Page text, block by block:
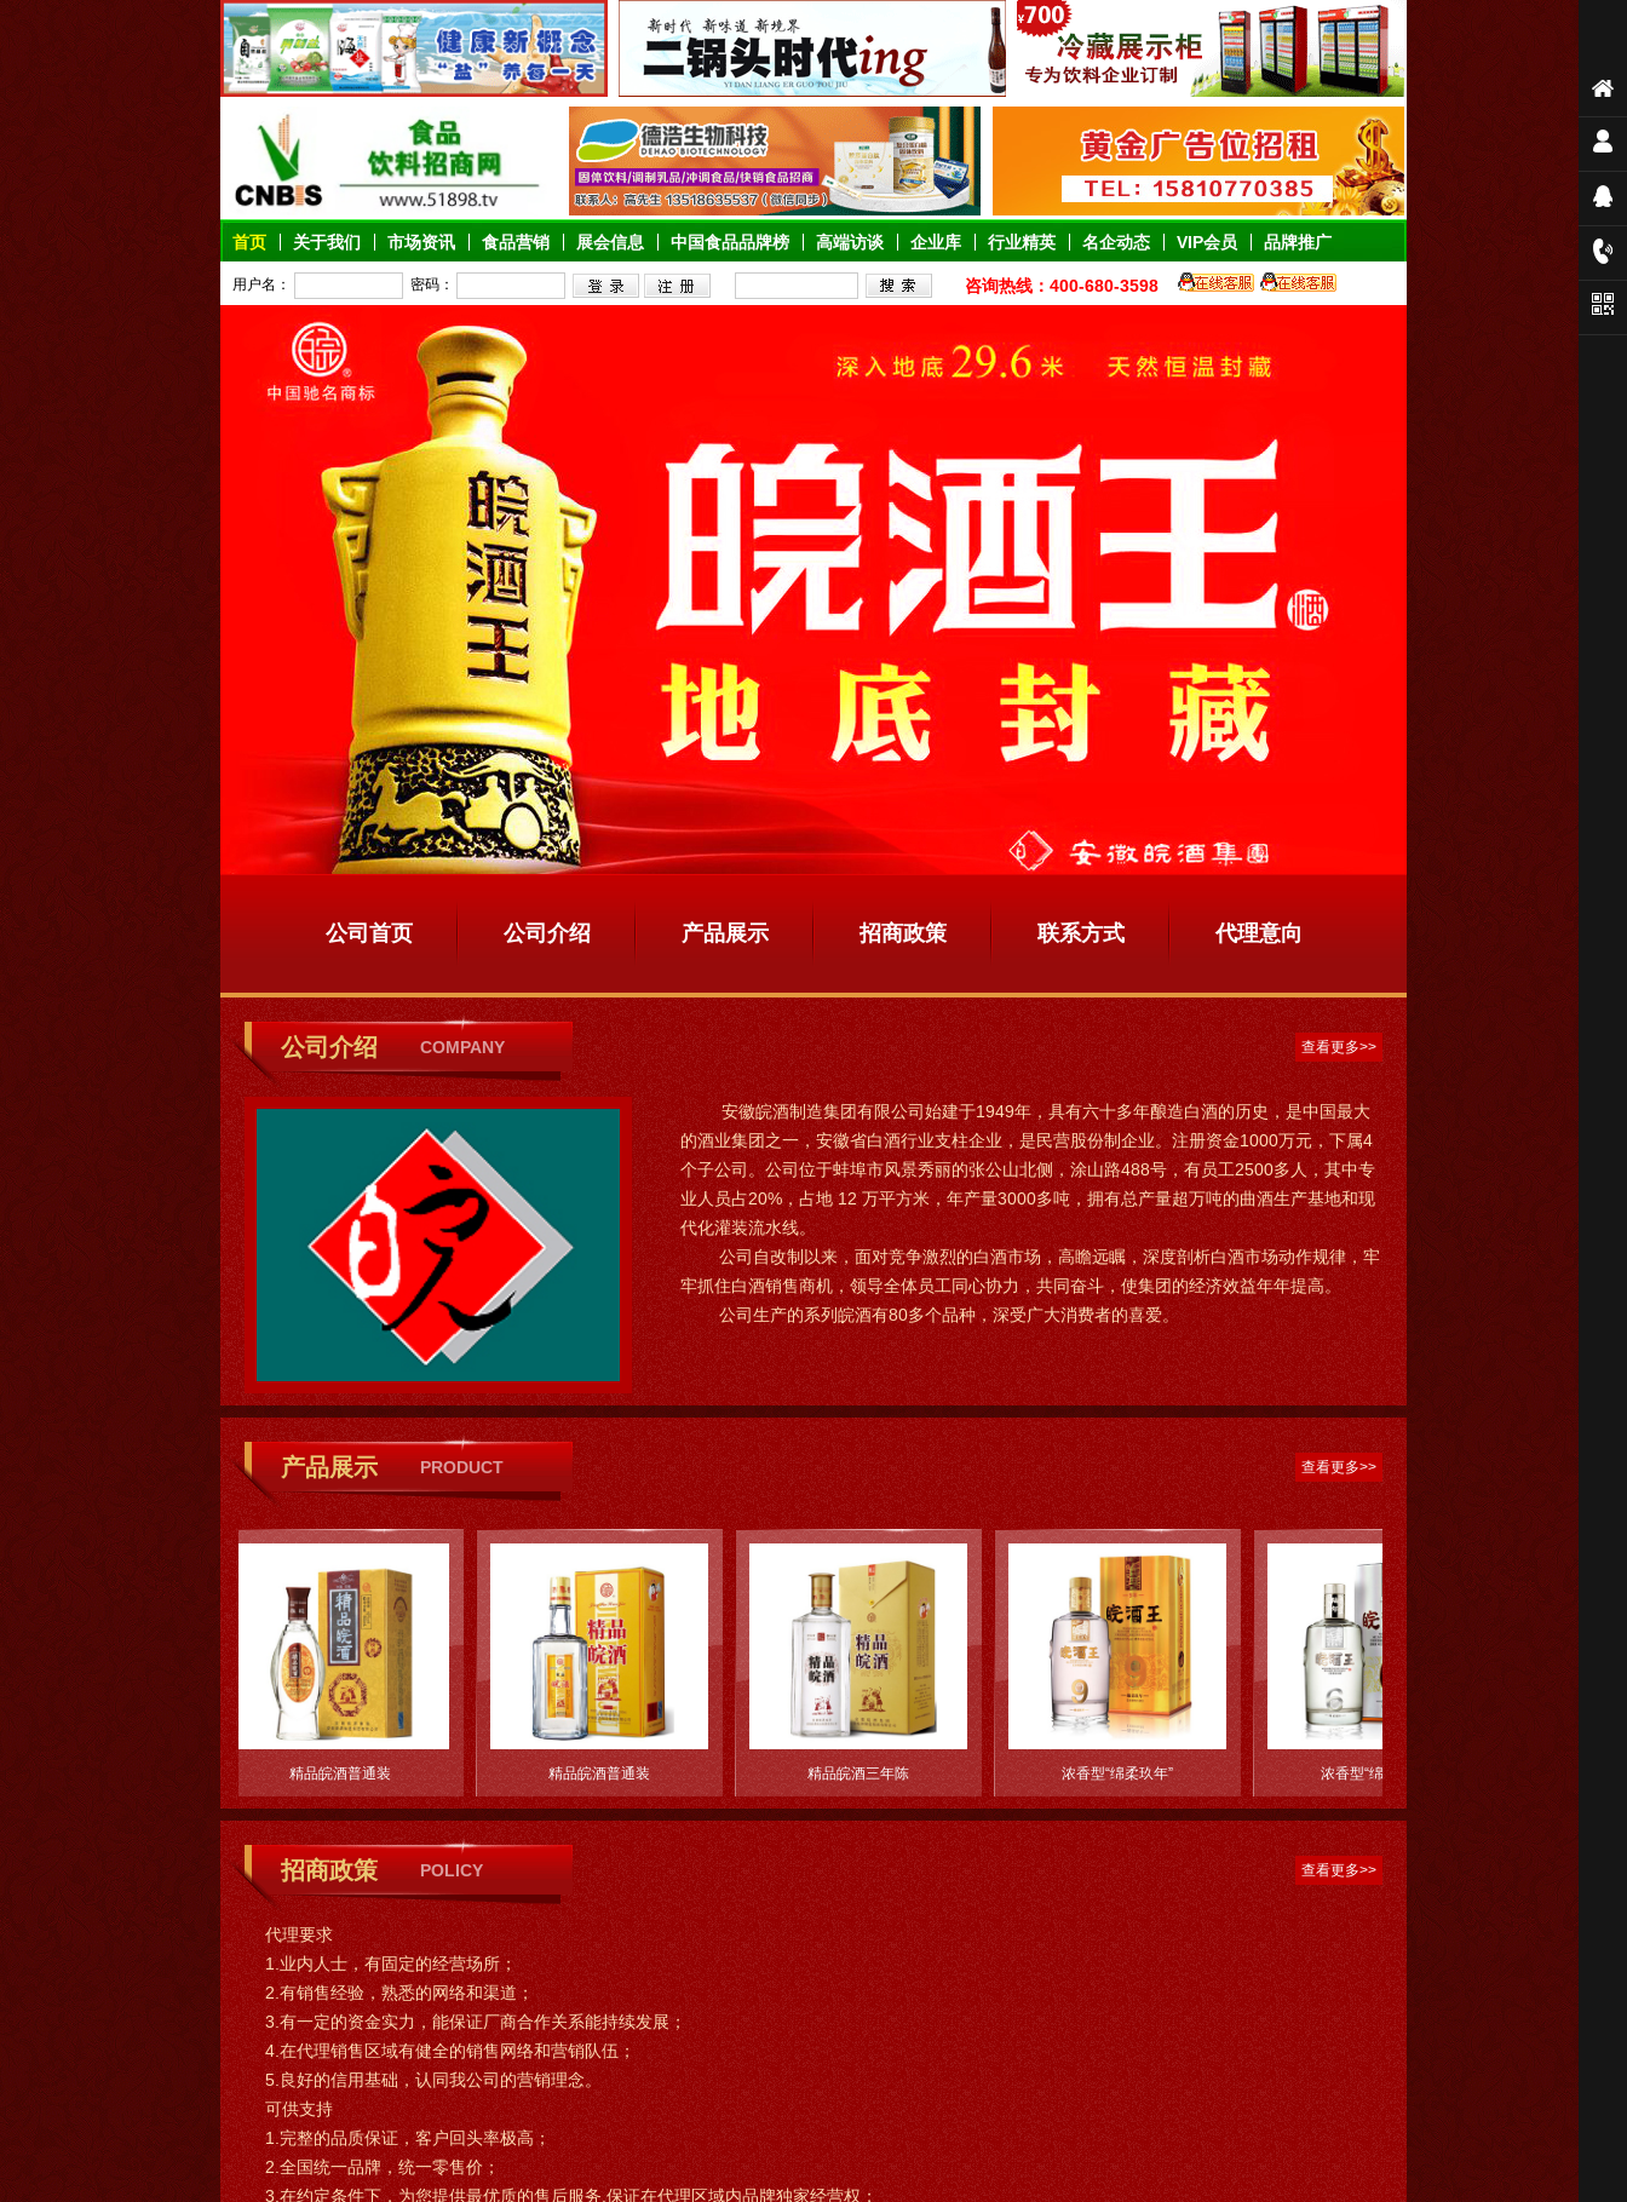
首页 关于我们 市场资讯 食品营销 展会信息 中国食品品牌榜 高端访谈 企业库 行业精英 名企动态 VIP会员 品牌推广
用户名： 密码： 咨询热线：400-680-3598
公司首页 公司介绍 产品展示 招商政策 联系方式 代理意向
公司介绍 COMPANY 查看更多>>
安徽皖酒制造集团有限公司始建于1949年，具有六十多年酿造白酒的历史，是中国最大
的酒业集团之一，安徽省白酒行业支柱企业，是民营股份制企业。注册资金1000万元，下属4
个子公司。公司位于蚌埠市风景秀丽的张公山北侧，涂山路488号，有员工2500多人，其中专
业人员占20%，占地 12 万平方米，年产量3000多吨，拥有总产量超万吨的曲酒生产基地和现
代化灌装流水线。
公司自改制以来，面对竞争激烈的白酒市场，高瞻远瞩，深度剖析白酒市场动作规律，牢
牢抓住白酒销售商机，领导全体员工同心协力，共同奋斗，使集团的经济效益年年提高。
公司生产的系列皖酒有80多个品种，深受广大消费者的喜爱。
产品展示 PRODUCT 查看更多>>
酒 精品皖酒普通装 精品皖酒普通装 精品皖酒三年陈 浓香型“绵柔玖年” 浓香型“绵柔陆年” 浓香型“绵柔叁十年
招商政策 POLICY 查看更多>>
代理要求
1.业内人士，有固定的经营场所；
2.有销售经验，熟悉的网络和渠道；
3.有一定的资金实力，能保证厂商合作关系能持续发展；
4.在代理销售区域有健全的销售网络和营销队伍；
5.良好的信用基础，认同我公司的营销理念。
可供支持
1.完整的品质保证，客户回头率极高；
2.全国统一品牌，统一零售价；
3.在约定条件下，为您提供最优质的售后服务.保证在代理区域内品牌独家经营权；